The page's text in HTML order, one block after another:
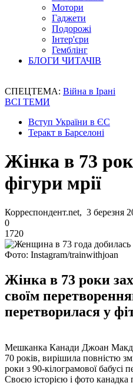
Мотори
Гаджети
Подорожі
Інтер'єри
Гемблінг
БЛОГИ ЧИТАЧІВ
СПЕЦТЕМА: Війна в Ірані
ВСІ ТЕМИ
Вступ України в ЄС
Теракт в Барселоні
Жінка в 73
фігури мрії
Корреспондент.net, 3 березня
0
1720
Фото: Instagram/trainwithjoan
Жінка в 73 роки
своїм
перетворилася у
Мешканка Канади Джоан
70 років, вирішила повністю
роки з 90-кілограмової бабусі
Своєю історією і фото канадка